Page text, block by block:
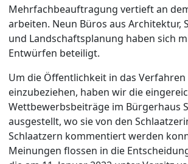
Mehrfachbeauftragung vertieft an
arbeiten. Neun Büros aus Architektur,
und Landschaftsplanung haben sich
Entwürfen beteiligt.
Um die Öffentlichkeit in das Verfahren
einzubeziehen, haben wir die
Wettbewerbsbeiträge im Bürgerhaus
ausgestellt, wo sie von den
Schlaatzern kommentiert werden
Meinungen flossen in die